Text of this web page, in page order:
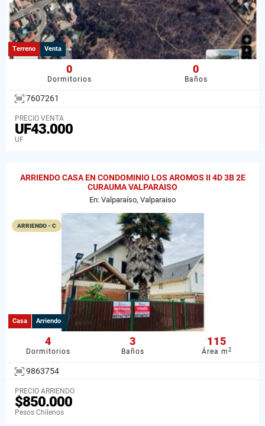
Terreno Venta
0
Dormitorios
0
Baños
7607261
PRECIO VENTA
UF43.000
UF
ARRIENDO CASA EN CONDOMINIO LOS AROMOS II 4D 3B 2E
CURAUMA VALPARAISO
En: Valparaíso, Valparaiso
ARRIENDO - C
Casa Arriendo
4
Dormitorios
3
Baños
115
Área m2
9863754
PRECIO ARRIENDO
$850.000
Pesos Chilenos